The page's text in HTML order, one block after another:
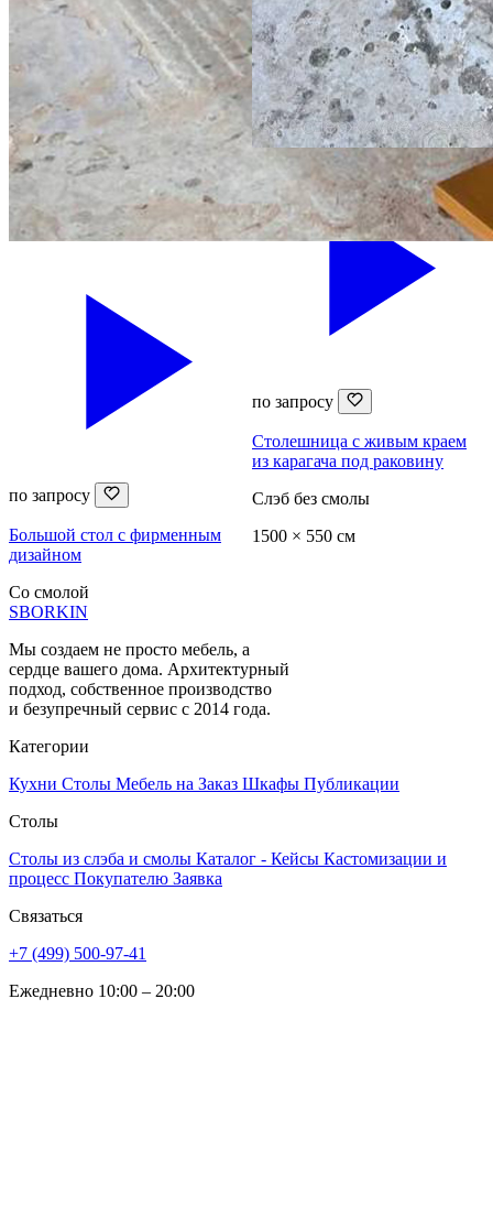
по запросу
Большой стол с фирменным
дизайном
Со смолой
по запросу
Столешница с живым краем
из карагача под раковину
Слэб без смолы
1500 × 550 см
SBORKIN
Мы создаем не просто мебель, а
сердце вашего дома. Архитектурный
подход, собственное производство
и безупречный сервис с 2014 года.
Категории
Кухни Столы Мебель на Заказ Шкафы Публикации
Столы
Столы из слэба и смолы Каталог - Кейсы Кастомизации и
процесс Покупателю Заявка
Связаться
+7 (499) 500-97-41
Ежедневно 10:00 – 20:00